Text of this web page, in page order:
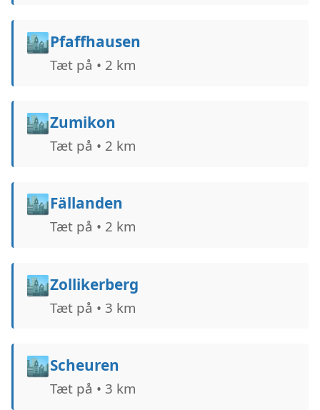
🏙️Pfaffhausen
Tæt på • 2 km
🏙️Zumikon
Tæt på • 2 km
🏙️Fällanden
Tæt på • 2 km
🏙️Zollikerberg
Tæt på • 3 km
🏙️Scheuren
Tæt på • 3 km